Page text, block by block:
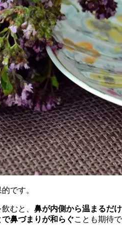
です。
むと、 鼻が内側から温まるだけ
鼻づまりが和らぐことも期待で